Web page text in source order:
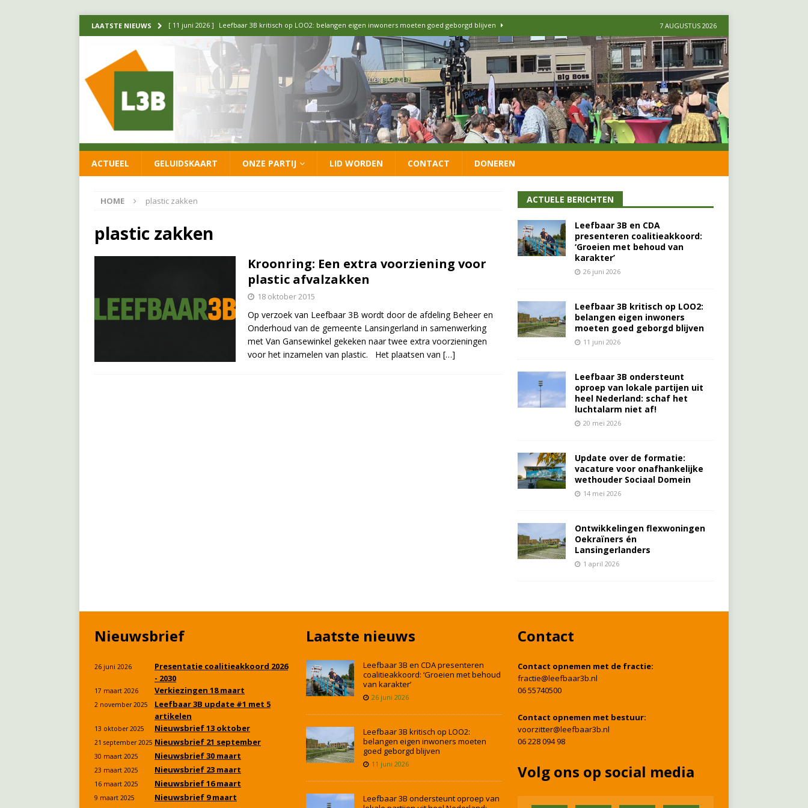
LAATSTE NIEUWS [ 11 juni 2026 ] Leefbaar 3B kritisch op LOO2: belangen eigen inwoners moeten goed geborgd blijven
[ 20 mei 2026 ] Leefbaar 3B ondersteunt oproep van lokale partijen uit heel Nederland: schaf het
luchtalarm niet af! FRACTIE
[ 14 mei 2026 ] Update over de formatie: vacature voor onafhankelijke wethouder Sociaal Domein
[ 26 juni 2026 ] Leefbaar 3B en CDA presenteren coalitieakkoord: ‘Groeien met behoud van karakter’
7 AUGUSTUS 2026
ACTUEEL GELUIDSKAART ONZE PARTIJ LID WORDEN CONTACT DONEREN
HOME plastic zakken
plastic zakken
Kroonring: Een extra voorziening voor
plastic afvalzakken
18 oktober 2015
Op verzoek van Leefbaar 3B wordt door de afdeling Beheer en
Onderhoud van de gemeente Lansingerland in samenwerking
met Van Gansewinkel gekeken naar twee extra voorzieningen
voor het inzamelen van plastic. Het plaatsen van […]
ACTUELE BERICHTEN
Leefbaar 3B en CDA
presenteren coalitieakkoord:
‘Groeien met behoud van
karakter’
26 juni 2026
Leefbaar 3B kritisch op LOO2:
belangen eigen inwoners
moeten goed geborgd blijven
11 juni 2026
Leefbaar 3B ondersteunt
oproep van lokale partijen uit
heel Nederland: schaf het
luchtalarm niet af!
20 mei 2026
Update over de formatie:
vacature voor onafhankelijke
wethouder Sociaal Domein
14 mei 2026
Ontwikkelingen flexwoningen
Oekraïners én
Lansingerlanders
1 april 2026
Nieuwsbrief
26 juni 2026
Presentatie coalitieakkoord 2026
- 2030
17 maart 2026 Verkiezingen 18 maart
2 november 2025
Leefbaar 3B update #1 met 5
artikelen
13 oktober 2025 Nieuwsbrief 13 oktober
21 september 2025 Nieuwsbrief 21 september
30 maart 2025 Nieuwsbrief 30 maart
23 maart 2025 Nieuwsbrief 23 maart
16 maart 2025 Nieuwsbrief 16 maart
9 maart 2025 Nieuwsbrief 9 maart
Laatste nieuws
Leefbaar 3B en CDA presenteren
coalitieakkoord: ‘Groeien met behoud
van karakter’
26 juni 2026
Leefbaar 3B kritisch op LOO2:
belangen eigen inwoners moeten
goed geborgd blijven
11 juni 2026
Leefbaar 3B ondersteunt oproep van
Contact
Contact opnemen met de fractie:
fractie@leefbaar3b.nl
06 55740500
Contact opnemen met bestuur:
voorzitter@leefbaar3b.nl
06 228 094 98
Volg ons op social media